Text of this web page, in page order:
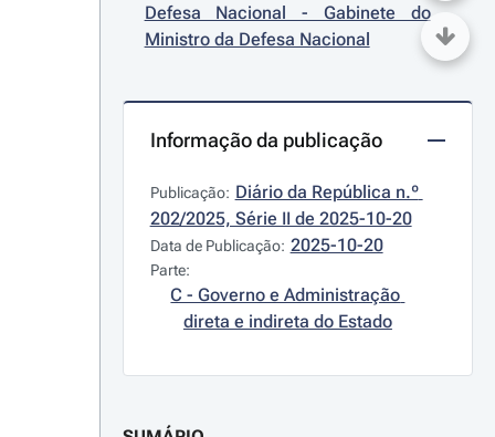
Defesa Nacional - Gabinete do
Ministro da Defesa Nacional
Informação da publicação
Publicação: Diário da República n.º
202/2025, Série II de 2025-10-20
Data de Publicação: 2025-10-20
Parte:
C - Governo e Administração
direta e indireta do Estado